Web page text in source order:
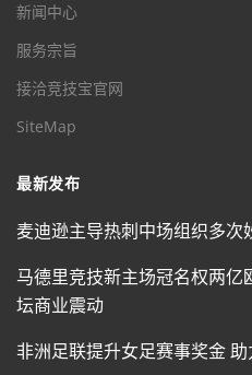
新闻中心
服务宗旨
接洽竞技宝官网
SiteMap
最新发布
麦迪逊主导热刺中场组织多次
马德里竞技新主场冠名权两
坛商业震动
非洲足联提升女足赛事奖金